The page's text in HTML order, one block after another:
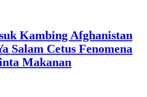
Kambing Afghanistan
Salam Cetus Fenomena
Makanan